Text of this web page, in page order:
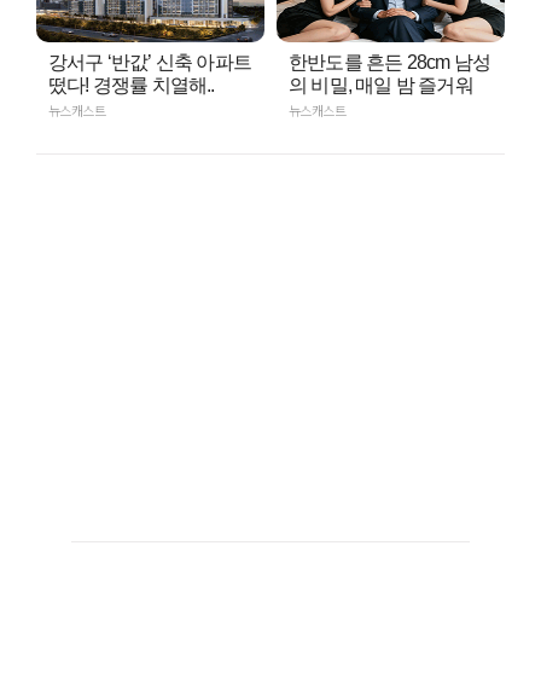
강서구 ‘반값’ 신축 아파트
떴다! 경쟁률 치열해..
뉴스캐스트
한반도를 흔든 28cm 남성
의 비밀, 매일 밤 즐거워
뉴스캐스트